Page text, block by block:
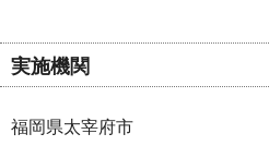
実施機関
福岡県太宰府市